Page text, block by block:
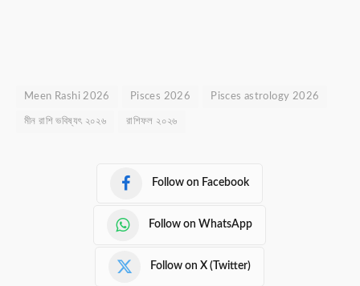
Meen Rashi 2026 Pisces 2026 Pisces astrology 2026
মীন রাশি ভবিষ্যৎ ২০২৬ রাশিফল ২০২৬
Follow on Facebook
Follow on WhatsApp
Follow on X (Twitter)